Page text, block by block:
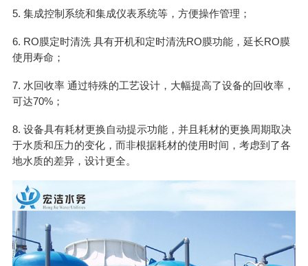
5. 集成控制系统和集成仪表系统等，方便操作管理；
6. RO膜定时清洗 具有开机和定时清洗RO膜功能，延长RO膜
使用寿命；
7. 水回收率 通过特殊的工艺设计，大幅提高了设备的回收率，
可达70%；
8. 设备具有耗材更换自动提示功能，并且耗材的更换周期取决
于水质和压力的变化，而非根据耗材的使用时间，考虑到了各
地水质的差异，设计更全。